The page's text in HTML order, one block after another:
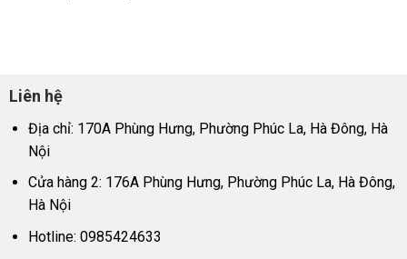
Liên hệ
Địa chỉ: 170A Phùng Hưng, Phường Phúc La, Hà Đông, Hà
Nội
Cửa hàng 2: 176A Phùng Hưng, Phường Phúc La, Hà Đông,
Hà Nội
Hotline: 0985424633